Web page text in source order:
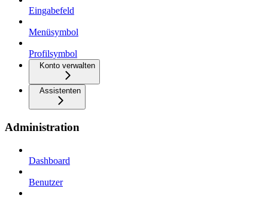
Eingabefeld
Menüsymbol
Profilsymbol
Konto verwalten
Assistenten
Administration
Dashboard
Benutzer